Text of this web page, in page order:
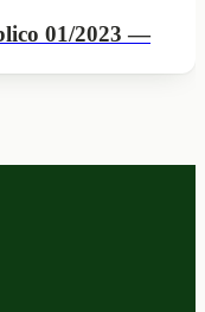
01/2023 —